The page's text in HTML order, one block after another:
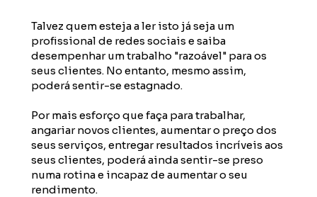
Talvez quem esteja a ler isto já seja um
profissional de redes sociais e saiba
desempenhar um trabalho "razoável" para os
seus clientes. No entanto, mesmo assim,
poderá sentir-se estagnado.
Por mais esforço que faça para trabalhar,
angariar novos clientes, aumentar o preço dos
seus serviços, entregar resultados incríveis aos
seus clientes, poderá ainda sentir-se preso
numa rotina e incapaz de aumentar o seu
rendimento.